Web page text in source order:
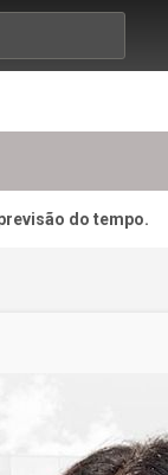
do tempo.